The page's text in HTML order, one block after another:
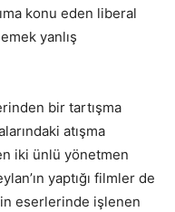
konu eden liberal
yanlış
bir tartışma
atışma
iki ünlü yönetmen
yaptığı filmler de
eserlerinde işlenen